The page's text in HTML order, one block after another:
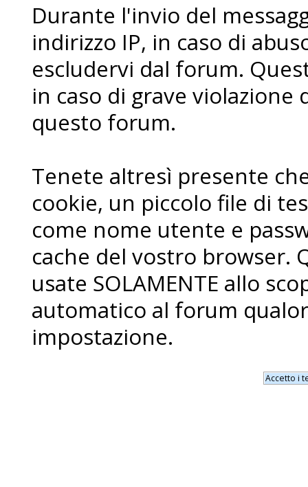
Durante l'invio del
indirizzo IP, in caso di
escludervi dal forum.
in caso di grave
questo forum.
Tenete altresì presente
cookie, un piccolo file di
come nome utente e
cache del vostro browser.
usate SOLAMENTE allo
automatico al forum
impostazione.